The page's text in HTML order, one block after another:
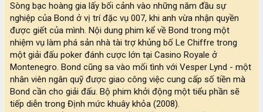
Sòng bạc hoàng gia lấy bối cảnh vào những năm đầu sự
nghiệp của Bond ở vị trí đặc vụ 007, khi anh vừa nhận quyền
được giết của mình. Nội dung phim kể về Bond trong một
nhiệm vụ làm phá sản nhà tài trợ khủng bố Le Chiffre trong
một giải đấu poker đánh cược lớn tại Casino Royale ở
Montenegro. Bond cũng sa vào mối tình với Vesper Lynd - một
nhân viên ngân quỹ được giao công việc cung cấp số tiền mà
Bond cần cho giải đấu. Bộ phim khởi động một tiểu phần sẽ
tiếp diễn trong Định mức khuây khỏa (2008).